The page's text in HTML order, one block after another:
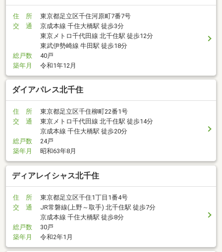
住 所
東京都足立区千住河原町7番7号
交 通
京成本線 千住大橋駅 徒歩3分
東京メトロ千代田線 北千住駅 徒歩12分
東武伊勢崎線 牛田駅 徒歩18分
総戸数
40戸
築年月
令和1年12月
ダイアパレス北千住
住 所
東京都足立区千住柳町22番1号
交 通
東京メトロ千代田線 北千住駅 徒歩14分
京成本線 千住大橋駅 徒歩20分
総戸数
24戸
築年月
昭和63年8月
ディアレイシャス北千住
住 所
東京都足立区千住1丁目1番4号
交 通
JR常磐線(上野～取手) 北千住駅 徒歩7分
京成本線 千住大橋駅 徒歩8分
総戸数
30戸
築年月
令和2年1月